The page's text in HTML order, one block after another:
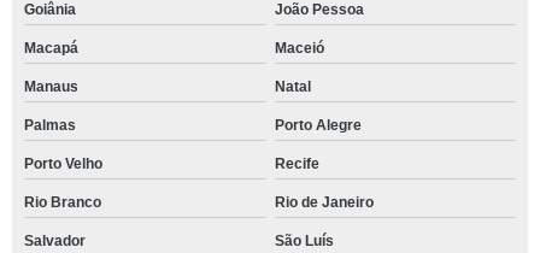
Goiânia João Pessoa
Macapá Maceió
Manaus Natal
Palmas Porto Alegre
Porto Velho Recife
Rio Branco Rio de Janeiro
Salvador São Luís